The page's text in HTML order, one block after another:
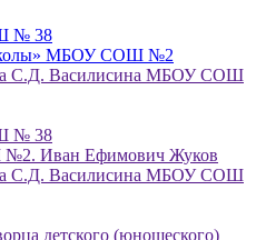
№ 38
МБОУ СОШ №2
С.Д. Василисина МБОУ СОШ
№ 38
Иван Ефимович Жуков
С.Д. Василисина МБОУ СОШ
детского (юношеского)